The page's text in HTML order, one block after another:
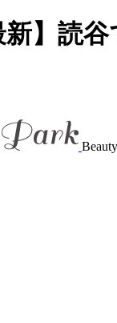
新】読